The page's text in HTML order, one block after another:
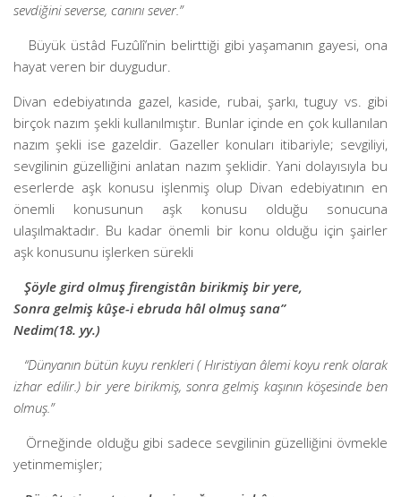
sevdiğini severse, canını sever.”
Büyük üstâd Fuzûlî’nin belirttiği gibi yaşamanın gayesi, ona
hayat veren bir duygudur.
Divan edebiyatında gazel, kaside, rubai, şarkı, tuguy vs. gibi
birçok nazım şekli kullanılmıştır. Bunlar içinde en çok kullanılan
nazım şekli ise gazeldir. Gazeller konuları itibariyle; sevgiliyi,
sevgilinin güzelliğini anlatan nazım şeklidir. Yani dolayısıyla bu
eserlerde aşk konusu işlenmiş olup Divan edebiyatının en
önemli konusunun aşk konusu olduğu sonucuna
ulaşılmaktadır. Bu kadar önemli bir konu olduğu için şairler
aşk konusunu işlerken sürekli
Şöyle gird olmuş firengistân birikmiş bir yere,
Sonra gelmiş kûşe-i ebruda hâl olmuş sana”
Nedim(18. yy.)
“Dünyanın bütün kuyu renkleri ( Hıristiyan âlemi koyu renk olarak
izhar edilir.) bir yere birikmiş, sonra gelmiş kaşının köşesinde ben
olmuş.”
Örneğinde olduğu gibi sadece sevgilinin güzelliğini övmekle
yetinmemişler;